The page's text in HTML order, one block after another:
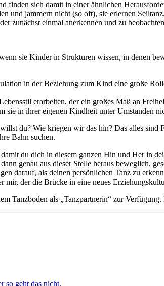
finden sich damit in einer ähnlichen
und jammern nicht (so oft), sie erlernen
zunächst einmal anerkennen und zu
sie Kinder in Strukturen wissen, in denen
in der Beziehung zum Kind eine große
erarbeiten, der ein großes Maß an
sie in ihrer eigenen Kindheit unter Umstanden
du? Wie kriegen wir das hin? Das alles sind
Bahn suchen.
du dich in diesem ganzen Hin und Her in
genau aus dieser Stelle heraus beweglich,
darauf, als deinen persönlichen Tanz zu
der die Brücke in eine neues
Tanzboden als „Tanzpartnerin“ zur
so geht das nicht.